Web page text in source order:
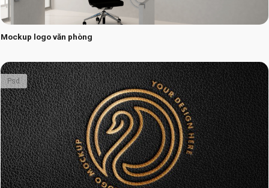
Mockup logo văn phòng
Psd